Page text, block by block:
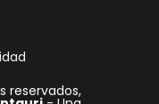
reservados,